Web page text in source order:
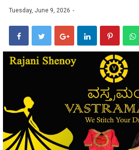
Tuesday, June 9, 2026